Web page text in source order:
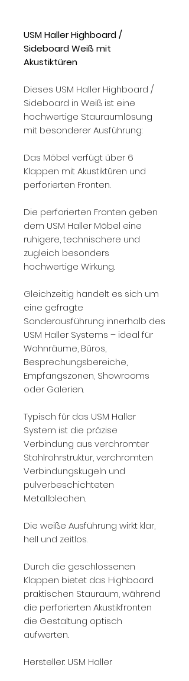
USM Haller Highboard /
Sideboard Weiß mit
Akustiktüren
Dieses USM Haller Highboard /
Sideboard in Weiß ist eine
hochwertige Stauraumlösung
mit besonderer Ausführung:
Das Möbel verfügt über 6
Klappen mit Akustiktüren und
perforierten Fronten.
Die perforierten Fronten geben
dem USM Haller Möbel eine
ruhigere, technischere und
zugleich besonders
hochwertige Wirkung.
Gleichzeitig handelt es sich um
eine gefragte
Sonderausführung innerhalb des
USM Haller Systems – ideal für
Wohnräume, Büros,
Besprechungsbereiche,
Empfangszonen, Showrooms
oder Galerien.
Typisch für das USM Haller
System ist die präzise
Verbindung aus verchromter
Stahlrohrstruktur, verchromten
Verbindungskugeln und
pulverbeschichteten
Metallblechen.
Die weiße Ausführung wirkt klar,
hell und zeitlos.
Durch die geschlossenen
Klappen bietet das Highboard
praktischen Stauraum, während
die perforierten Akustikfronten
die Gestaltung optisch
aufwerten.
Hersteller: USM Haller